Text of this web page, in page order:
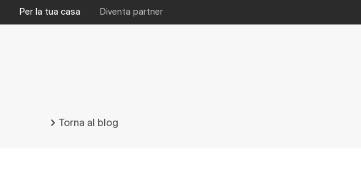
Per la tua casa Diventa partner
Torna al blog